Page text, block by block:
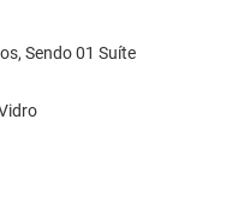
Sendo 01 Suíte